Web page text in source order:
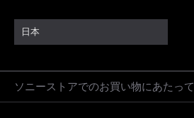
日本
ソニーストアでのお買い物にあたって